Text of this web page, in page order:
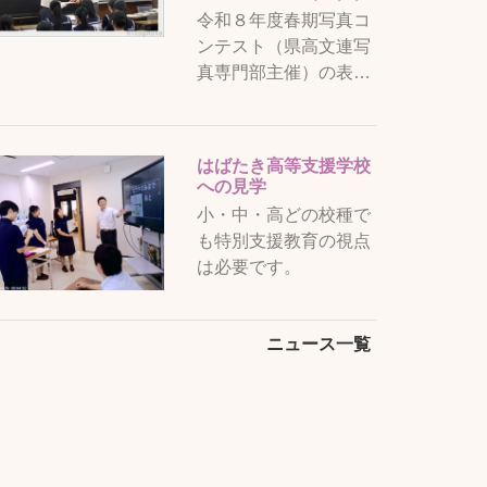
令和８年度春期写真コ
ンテスト（県高文連写
真専門部主催）の表…
はばたき高等支援学校
への見学
小・中・高どの校種で
も特別支援教育の視点
は必要です。
ニュース一覧